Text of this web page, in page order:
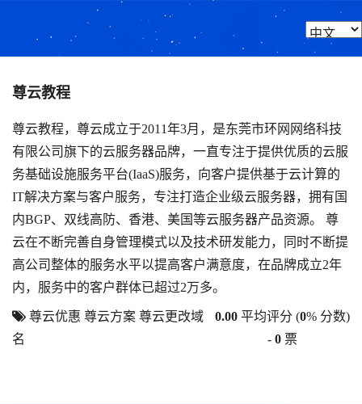
尊云教程
尊云教程，尊云成立于2011年3月，是东莞市环网网络科技
有限公司旗下的云服务器品牌，一直专注于提供优质的云服
务基础设施服务平台(IaaS)服务，向客户提供基于云计算的
IT解决方案与客户服务，专注打造企业级云服务器，拥有国
内BGP、双线高防、香港、美国等云服务器产品资源。 尊
云在不断完善自身管理模式以及技术研发能力，同时不断提
高公司整体的服务水平以提高客户满意度，在品牌成立2年
内，服务中的客户群体已超过2万多。
尊云优惠 尊云方案 尊云更改域
名
0.00平均评分 (0% 分数)
- 0票